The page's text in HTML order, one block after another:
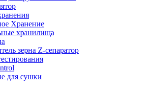
Хранение
хранилища
зерна Z-сепаратор
для сушки